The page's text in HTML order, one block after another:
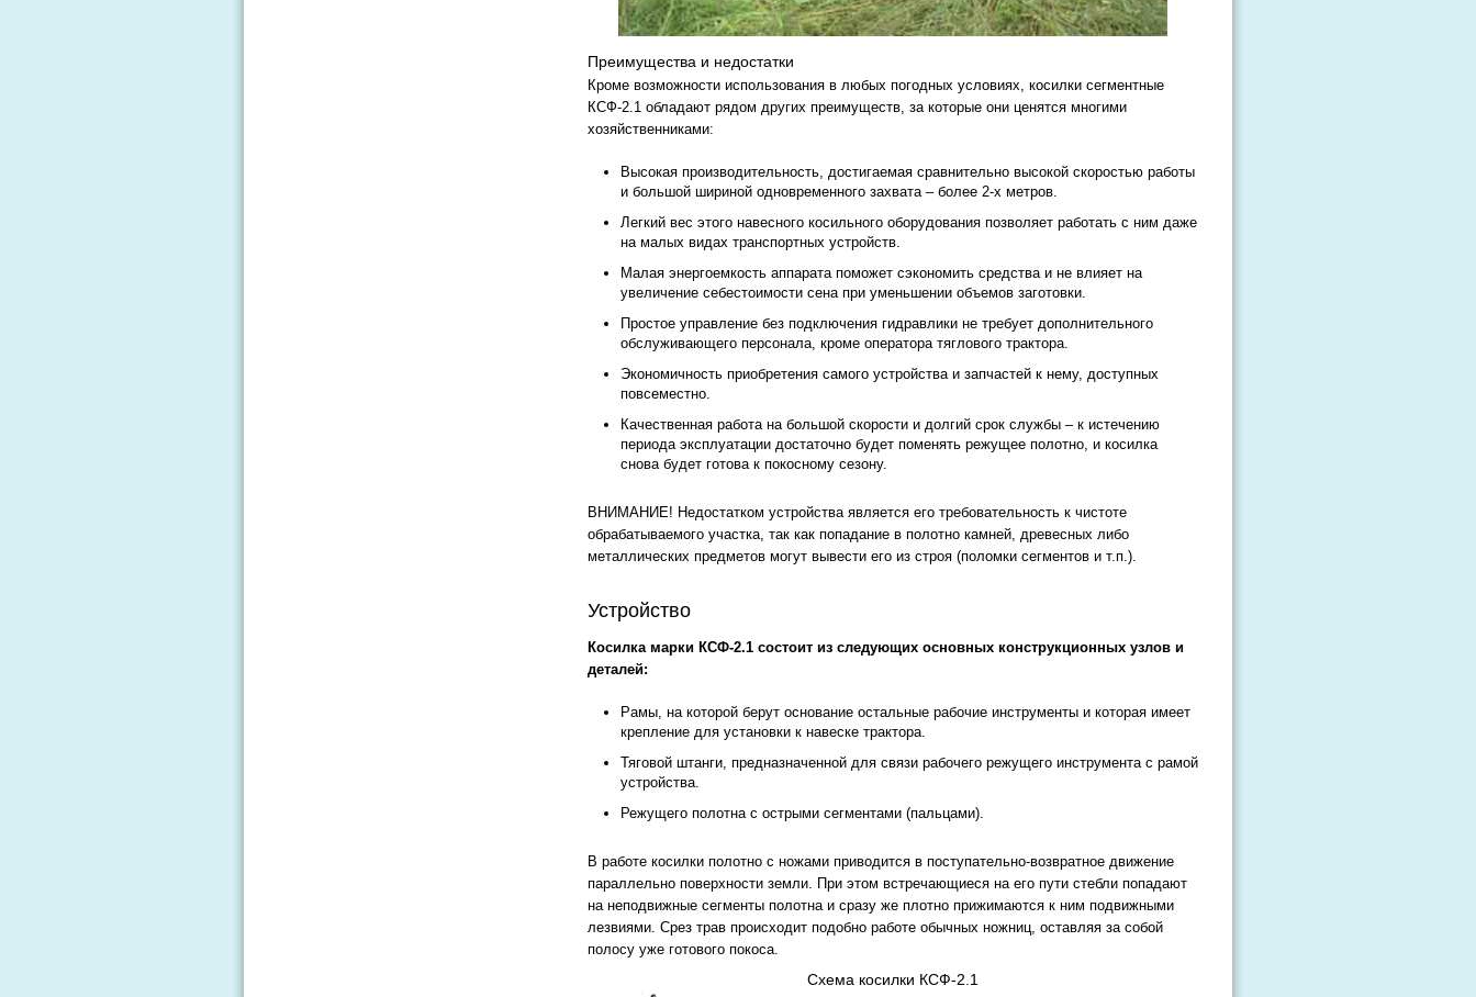
Преимущества и недостатки
Кроме возможности использования в любых погодных условиях, косилки сегментные
КСФ-2.1 обладают рядом других преимуществ, за которые они ценятся многими
хозяйственниками:
Высокая производительность, достигаемая сравнительно высокой скоростью работы
и большой шириной одновременного захвата – более 2-х метров.
Легкий вес этого навесного косильного оборудования позволяет работать с ним даже
на малых видах транспортных устройств.
Малая энергоемкость аппарата поможет сэкономить средства и не влияет на
увеличение себестоимости сена при уменьшении объемов заготовки.
Простое управление без подключения гидравлики не требует дополнительного
обслуживающего персонала, кроме оператора тяглового трактора.
Экономичность приобретения самого устройства и запчастей к нему, доступных
повсеместно.
Качественная работа на большой скорости и долгий срок службы – к истечению
периода эксплуатации достаточно будет поменять режущее полотно, и косилка
снова будет готова к покосному сезону.
ВНИМАНИЕ! Недостатком устройства является его требовательность к чистоте
обрабатываемого участка, так как попадание в полотно камней, древесных либо
металлических предметов могут вывести его из строя (поломки сегментов и т.п.).
Устройство
Косилка марки КСФ-2.1 состоит из следующих основных конструкционных узлов и
деталей:
Рамы, на которой берут основание остальные рабочие инструменты и которая имеет
крепление для установки к навеске трактора.
Тяговой штанги, предназначенной для связи рабочего режущего инструмента с рамой
устройства.
Режущего полотна с острыми сегментами (пальцами).
В работе косилки полотно с ножами приводится в поступательно-возвратное движение
параллельно поверхности земли. При этом встречающиеся на его пути стебли попадают
на неподвижные сегменты полотна и сразу же плотно прижимаются к ним подвижными
лезвиями. Срез трав происходит подобно работе обычных ножниц, оставляя за собой
полосу уже готового покоса.
Схема косилки КСФ-2.1